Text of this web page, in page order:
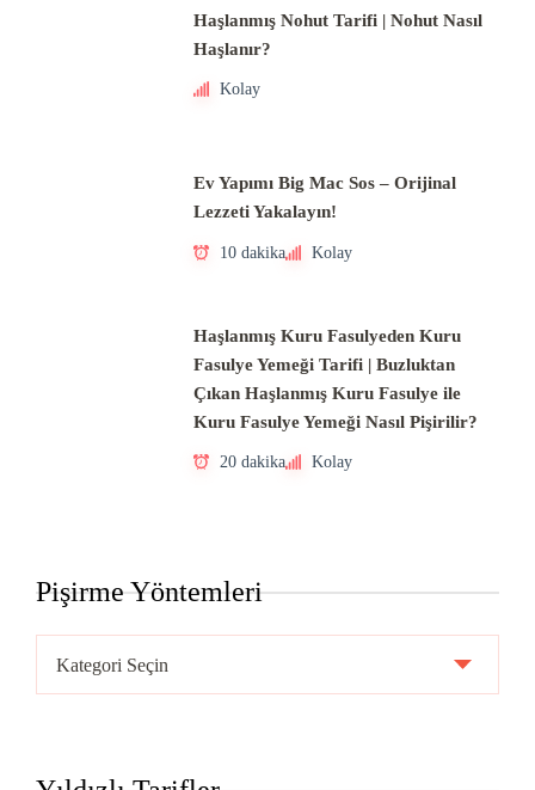
Haşlanmış Nohut Tarifi | Nohut Nasıl
Haşlanır?
Kolay
Ev Yapımı Big Mac Sos – Orijinal
Lezzeti Yakalayın!
10 dakika Kolay
Haşlanmış Kuru Fasulyeden Kuru
Fasulye Yemeği Tarifi | Buzluktan
Çıkan Haşlanmış Kuru Fasulye ile
Kuru Fasulye Yemeği Nasıl Pişirilir?
20 dakika Kolay
Pişirme Yöntemleri
Yöntemleri